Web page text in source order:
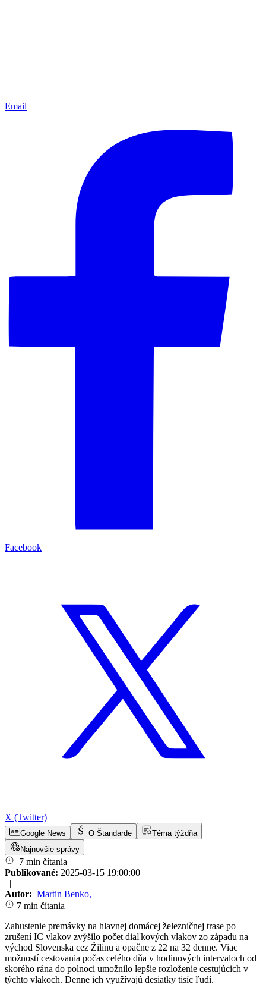
Email
Facebook
X (Twitter)
Google News O Štandarde
Téma týždňa
Najnovšie správy
7 min čítania
Publikované: 2025-03-15 19:00:00
|
Autor: Martin Benko,
7 min čítania
Zahustenie premávky na hlavnej domácej železničnej trase po
zrušení IC vlakov zvýšilo počet diaľkových vlakov zo západu na
východ Slovenska cez Žilinu a opačne z 22 na 32 denne. Viac
možností cestovania počas celého dňa v hodinových intervaloch od
skorého rána do polnoci umožnilo lepšie rozloženie cestujúcich v
týchto vlakoch. Denne ich využívajú desiatky tisíc ľudí.